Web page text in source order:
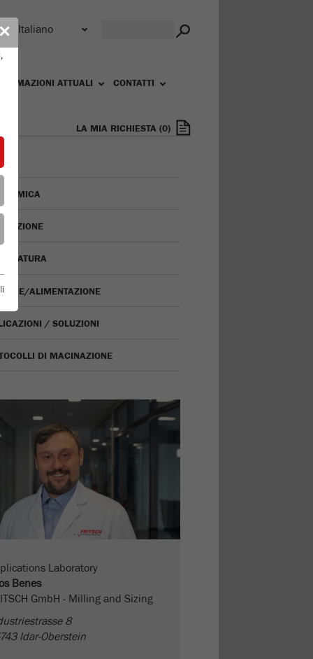
✕
ATTUALI CONTATTI
LA MIA RICHIESTA (0)
ALIMENTAZIONE
/ SOLUZIONI
DI MACINAZIONE
Laboratory
Benes
GmbH - Milling and Sizing
8
Idar-Oberstein